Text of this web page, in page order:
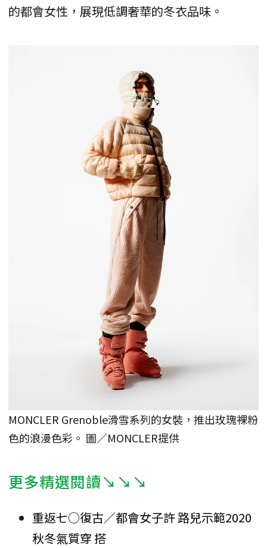
的都會女性，展現低調奢華的冬衣品味。
MONCLER Grenoble滑雪系列的女裝，推出玫瑰裸粉
色的浪漫色彩。 圖／MONCLER提供
更多精選閱讀↘↘↘
重返七○復古／都會女子許 路兒示範2020
秋冬氣質穿 搭